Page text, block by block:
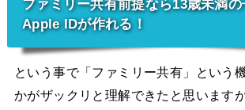
ファミリー共有前提なら13歳未満
Apple IDが作れる！
という事で「ファミリー共有」という
かがザックリと理解できたと思います